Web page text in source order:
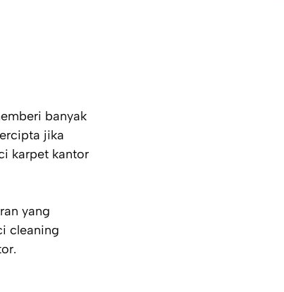
banyak
jika
karpet kantor
yang
cleaning